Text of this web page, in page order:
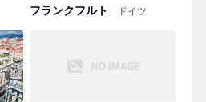
フランクフルト ドイツ